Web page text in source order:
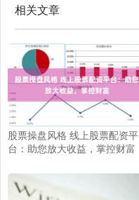
相关文章
股票操盘风格 线上股票配资平
台：助您放大收益，掌控财富